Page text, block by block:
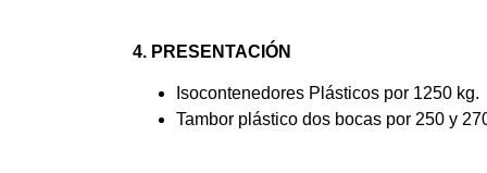
4. PRESENTACIÓN
Isocontenedores Plásticos por 1250 kg.
Tambor plástico dos bocas por 250 y